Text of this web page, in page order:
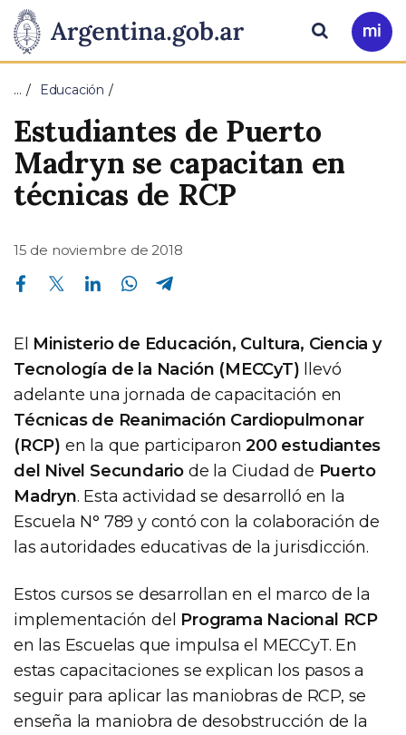
Presidencia
de
la
Nación
Pasar al contenido principal
Ir
a
Buscar
… Educación
Estudiantes de Puerto
Madryn se capacitan en
técnicas de RCP
15 de noviembre de 2018
Compartir en Facebook Compartir en Twitter Compartir en Linkedin Compartir en Whatsapp
El Ministerio de Educación, Cultura, Ciencia y
Tecnología de la Nación (MECCyT) llevó
adelante una jornada de capacitación en
Técnicas de Reanimación Cardiopulmonar
(RCP) en la que participaron200 estudiantes
del Nivel Secundario de la Ciudad de Puerto
Madryn. Esta actividad se desarrolló en la
Escuela N° 789 y contó con la colaboración de
las autoridades educativas de la jurisdicción.
Estos cursos se desarrollan en el marco de la
implementación del Programa Nacional RCP
en las Escuelas que impulsa el MECCyT. En
estas capacitaciones se explican los pasos a
seguir para aplicar las maniobras de RCP, se
enseña la maniobra de desobstrucción de la